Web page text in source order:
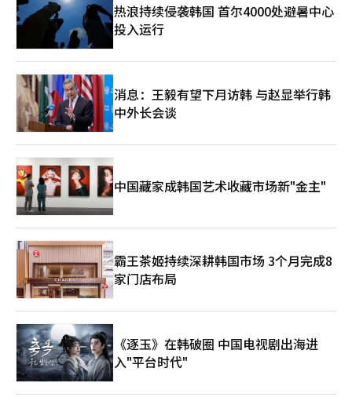
热浪持续侵袭韩国 首尔4000处避暑中心
投入运行
消息：王毅有望下月访韩 与赵显举行韩
中外长会谈
中国藏家成韩国艺术收藏市场新"金主"
霸王茶姬持续深耕韩国市场 3个月完成8
家门店布局
《逐玉》在韩破圈 中国电视剧出海进
入"平台时代"